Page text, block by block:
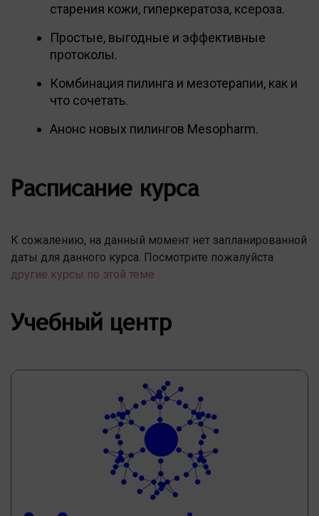
старения кожи, гиперкератоза, ксероза.
Простые, выгодные и эффективные
протоколы.
Комбинация пилинга и мезотерапии, как и
что сочетать.
Анонс новых пилингов Mesopharm.
Расписание курса
К сожалению, на данный момент нет запланированной
даты для данного курса. Посмотрите пожалуйста
другие курсы по этой теме
Учебный центр